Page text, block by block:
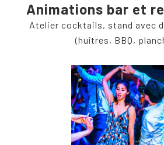
Animations bar et
Atelier cocktails, stand avec
(huîtres, BBQ,